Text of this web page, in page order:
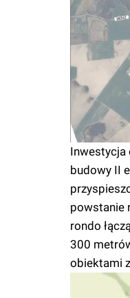
Inwestycja
budowy II
powstanie
rondo
300
obiektami